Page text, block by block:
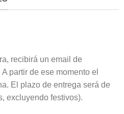
recibirá un email de
partir de ese momento el
El plazo de entrega será de
excluyendo festivos).